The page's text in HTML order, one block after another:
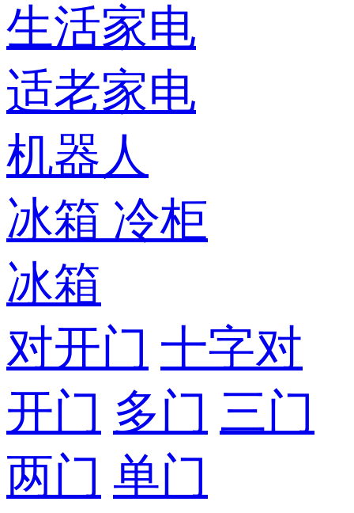
生活家电
适老家电
机器人
冰箱 冷柜
冰箱
对开门 十字对
开门 多门 三门
两门 单门